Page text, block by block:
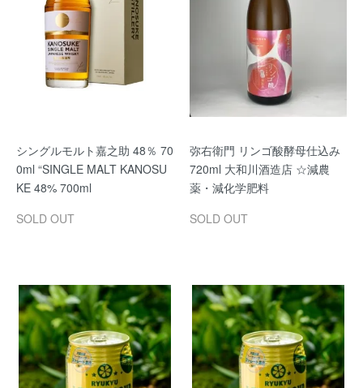
シングルモルト嘉之助 48％ 70
0ml “SINGLE MALT KANOSU
KE 48% 700ml
SOLD OUT
弥右衛門 リンゴ酸酵母仕込み
720ml 大和川酒造店 ☆減農
薬・減化学肥料
SOLD OUT